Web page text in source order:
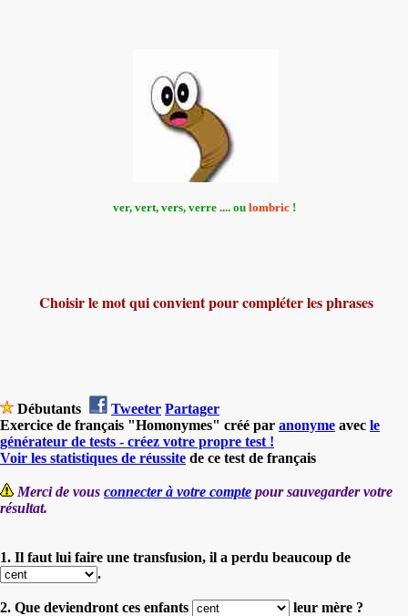
ver, vert, vers, verre .... ou lombric!
Choisir le mot qui convient pour compléter les phrases
Débutants Tweeter Partager
Exercice de français "Homonymes" créé par anonyme avec le
générateur de tests - créez votre propre test !
Voir les statistiques de réussite de ce test de français
Merci de vous connecter à votre compte pour sauvegarder votre
résultat.
1. Il faut lui faire une transfusion, il a perdu beaucoup de
.
2. Que deviendront ces enfants leur mère ?